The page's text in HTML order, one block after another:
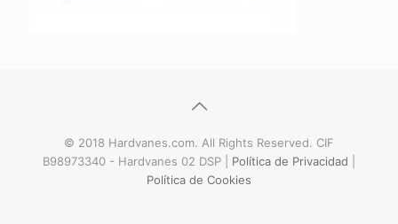
© 2018 Hardvanes.com. All Rights Reserved. CIF
B98973340 - Hardvanes 02 DSP | Política de Privacidad
Política de Cookies